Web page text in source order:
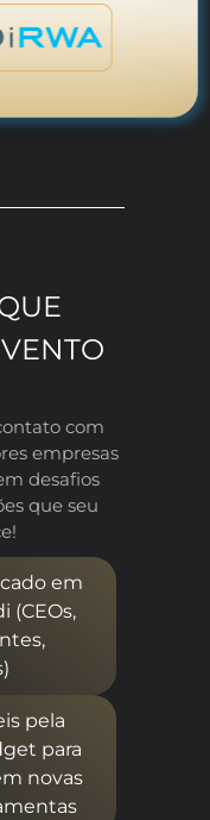
com
empresas
desafios
que seu
em
(CEOs,
pela
para
novas